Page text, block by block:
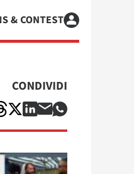
& CONTEST
CONDIVIDI